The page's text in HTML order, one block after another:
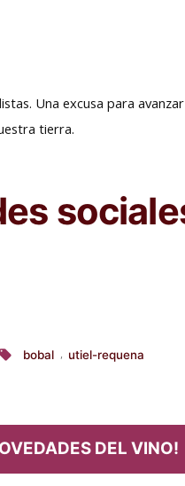
Una excusa para
tierra.
Etiquetas:
bobal , utiel-requena
DEL VINO!